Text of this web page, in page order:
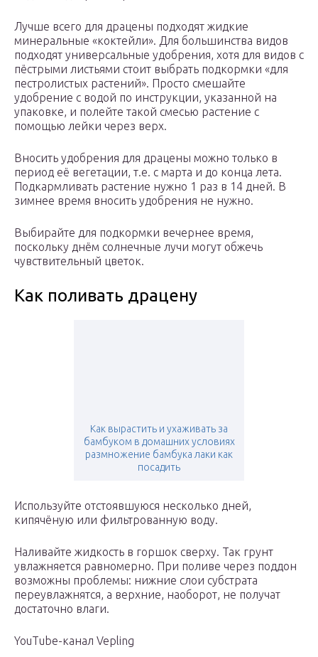
Лучше всего для драцены подходят жидкие
минеральные «коктейли». Для большинства видов
подходят универсальные удобрения, хотя для видов с
пёстрыми листьями стоит выбрать подкормки «для
пестролистых растений». Просто смешайте
удобрение с водой по инструкции, указанной на
упаковке, и полейте такой смесью растение с
помощью лейки через верх.
Вносить удобрения для драцены можно только в
период её вегетации, т.е. с марта и до конца лета.
Подкармливать растение нужно 1 раз в 14 дней. В
зимнее время вносить удобрения не нужно.
Выбирайте для подкормки вечернее время,
поскольку днём солнечные лучи могут обжечь
чувствительный цветок.
Как поливать драцену
Как вырастить и ухаживать за
бамбуком в домашних условиях
размножение бамбука лаки как
посадить
Используйте отстоявшуюся несколько дней,
кипячёную или фильтрованную воду.
Наливайте жидкость в горшок сверху. Так грунт
увлажняется равномерно. При поливе через поддон
возможны проблемы: нижние слои субстрата
переувлажнятся, а верхние, наоборот, не получат
достаточно влаги.
YouTube-канал Vepling